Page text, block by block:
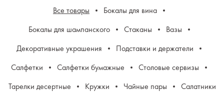
Все товары
Бокалы для вина
Бокалы для шампанского
Стаканы
Вазы
Декоративные украшения
Подставки и держатели
Салфетки
Салфетки бумажные
Столовые сервизы
Тарелки десертные
Кружки Чайные пары Салатники